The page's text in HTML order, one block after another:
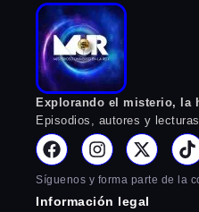
Explorando el misterio, la
Episodios, autores y
Síguenos y forma parte de la
Información legal